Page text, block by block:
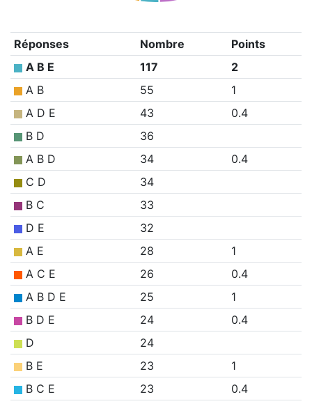
Réponses Nombre
Points
A B E
117
2
A B
55
1
A D E
43
0.4
B D
36
A B D
34
0.4
C D
34
B C
33
D E
32
A E
28
1
A C E
26
0.4
A B D E
25
1
B D E
24
0.4
D
24
B E
23
1
B C E
23
0.4